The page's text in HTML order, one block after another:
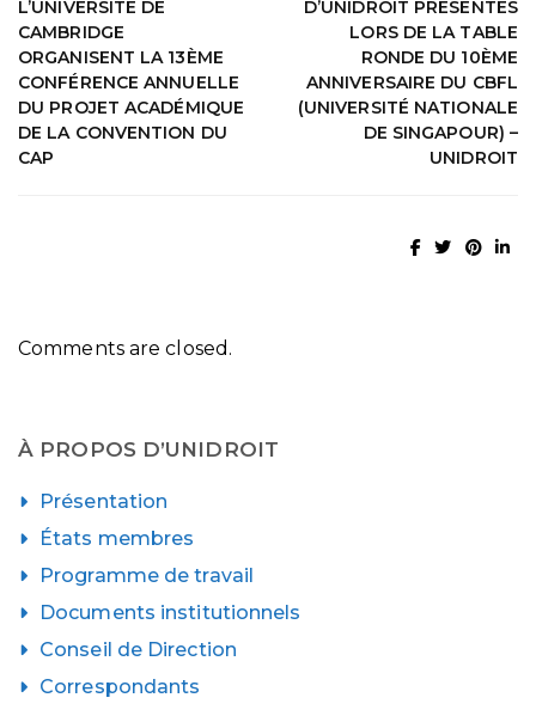
L’UNIVERSITÉ DE
CAMBRIDGE
ORGANISENT LA 13ÈME
CONFÉRENCE ANNUELLE
DU PROJET ACADÉMIQUE
DE LA CONVENTION DU
CAP
D’UNIDROIT PRÉSENTÉS
LORS DE LA TABLE
RONDE DU 10ÈME
ANNIVERSAIRE DU CBFL
(UNIVERSITÉ NATIONALE
DE SINGAPOUR) –
UNIDROIT
Comments are closed.
À PROPOS D’UNIDROIT
Présentation
États membres
Programme de travail
Documents institutionnels
Conseil de Direction
Correspondants